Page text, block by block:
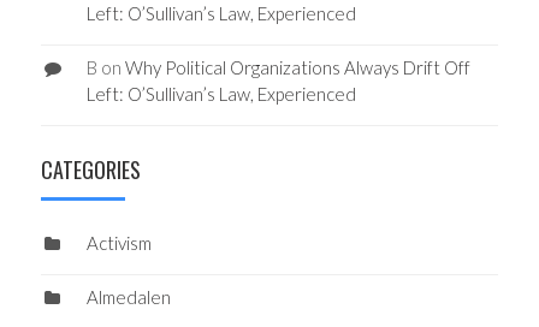
Left: O’Sullivan’s Law, Experienced
B on Why Political Organizations Always Drift Off
Left: O’Sullivan’s Law, Experienced
CATEGORIES
Activism
Almedalen